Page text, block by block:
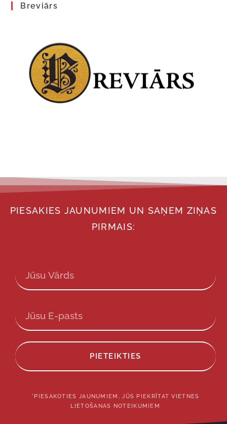
Breviārs
PIESAKIES JAUNUMIEM UN SAŅEM ZIŅAS
PIRMAIS:
PIETEIKTIES
*PIESAKOTIES JAUNUMIEM, JŪS PIEKRĪTAT VIETNES
LIETOŠANAS NOTEIKUMIEM